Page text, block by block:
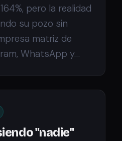
pero la realidad
su pozo sin
matriz de
WhatsApp y…
"nadie"